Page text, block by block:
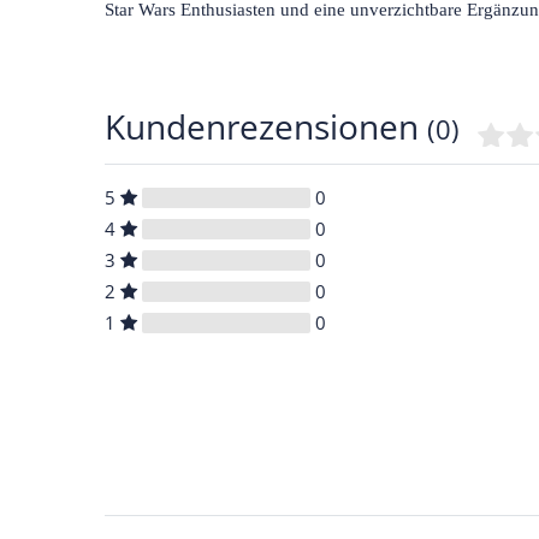
Star Wars Enthusiasten und eine unverzichtbare
Kundenrezensionen (0)
5
0
4
0
3
0
2
0
1
0